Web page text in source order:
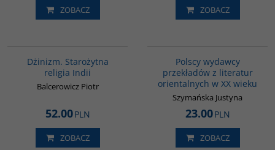
ZOBACZ ZOBACZ
Dżinizm. Starożytna
religia Indii
Balcerowicz Piotr
52.00PLN
ZOBACZ
Polscy wydawcy
przekładów z literatur
orientalnych w XX wieku
Szymańska Justyna
23.00PLN
ZOBACZ